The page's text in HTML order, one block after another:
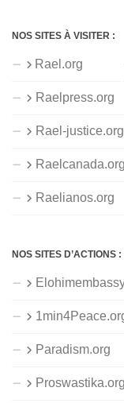
NOS SITES À VISITER :
Rael.org
Raelpress.org
Rael-
Raelianos.org
NOS SITES D’ACTIONS :
Paradism.org